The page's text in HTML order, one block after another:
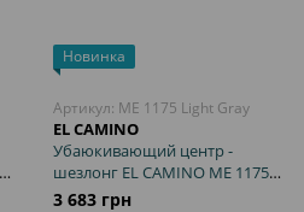
Новинка
Артикул: ME 1175 Light Gray
EL CAMINO
Убаюкивающий центр -
шезлонг EL CAMINO ME 1175
SOUL Light Gray
3 683 грн